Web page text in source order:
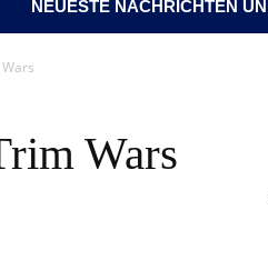
NEUESTE NACHRICHTEN
Wars